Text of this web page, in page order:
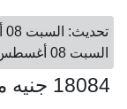
السبت 08 أغسطس 2026, 09:55 ص ، الدوحة
18084 جنيه مصري = 1,323.73 ريال قطري